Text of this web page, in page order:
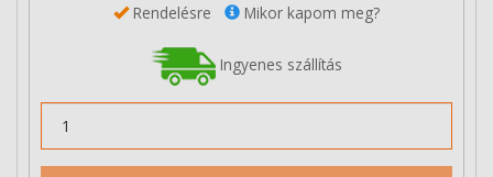
Rendelésre Mikor kapom meg?
Ingyenes szállítás